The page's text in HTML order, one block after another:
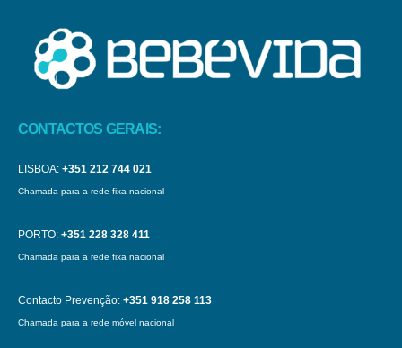
CONTACTOS GERAIS:
LISBOA: +351 212 744 021
Chamada para a rede fixa nacional
PORTO: +351 228 328 411
Chamada para a rede fixa nacional
Contacto Prevenção: +351 918 258 113
Chamada para a rede móvel nacional